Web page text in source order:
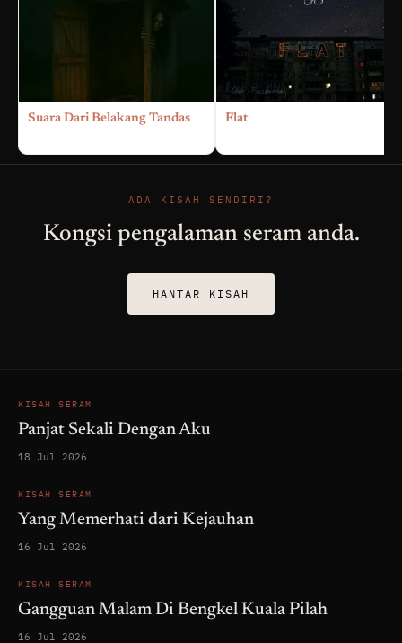
Suara Dari Belakang Tandas Flat
ADA KISAH SENDIRI?
Kongsi pengalaman seram anda.
HANTAR KISAH
KISAH SERAM
Panjat Sekali Dengan Aku
18 Jul 2026
KISAH SERAM
Yang Memerhati dari Kejauhan
16 Jul 2026
KISAH SERAM
Gangguan Malam Di Bengkel Kuala Pilah
16 Jul 2026